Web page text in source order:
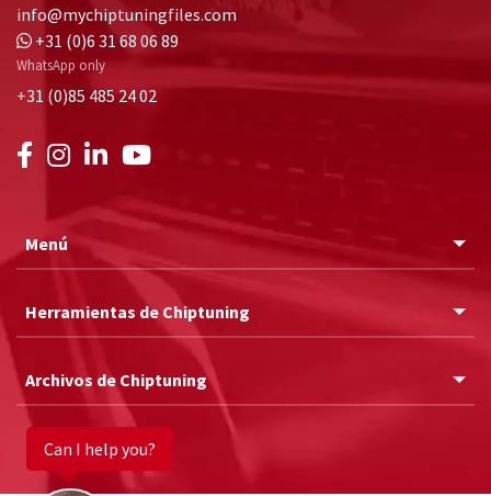
info@mychiptuningfiles.com
+31 (0)6 31 68 06 89
WhatsApp only
+31 (0)85 485 24 02
Menú
Herramientas de Chiptuning
Archivos de Chiptuning
Can I help you?